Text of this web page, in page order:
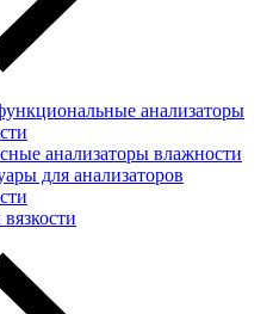
анализаторы
анализаторы влажности
для анализаторов